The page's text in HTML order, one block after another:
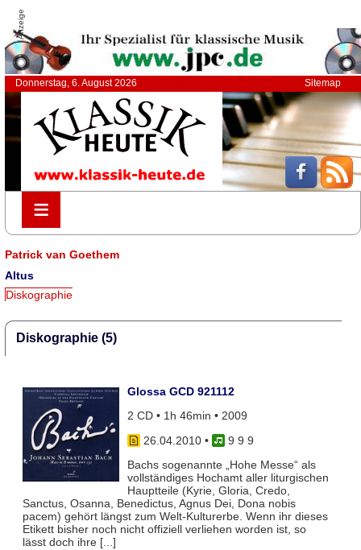
Anzeige
Donnerstag, 6. August 2026 Sitemap
≡
≡
Patrick van Goethem
Altus
Diskographie
Diskographie (5)
Glossa GCD 921112
2 CD • 1h 46min • 2009
26.04.2010•
9 9 9
Bachs sogenannte „Hohe Messe“ als
vollständiges Hochamt aller liturgischen
Hauptteile (Kyrie, Gloria, Credo,
Sanctus, Osanna, Benedictus, Agnus Dei, Dona nobis
pacem) gehört längst zum Welt-Kulturerbe. Wenn ihr dieses
Etikett bisher noch nicht offiziell verliehen worden ist, so
lässt doch ihre [...]